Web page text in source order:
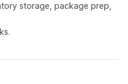
storage, package prep,